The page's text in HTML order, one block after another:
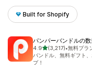
Built for Shopify
パンパーバンドルの数
4.95つ星中
(3,217)
合計レビュー数：3217件
•無料プラ
バンドル、無料ギフト
プ！